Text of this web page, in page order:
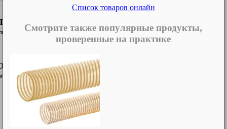
СЕТЬ
Список товаров онлайн
Смотрите также популярные продукты,
проверенные на практике